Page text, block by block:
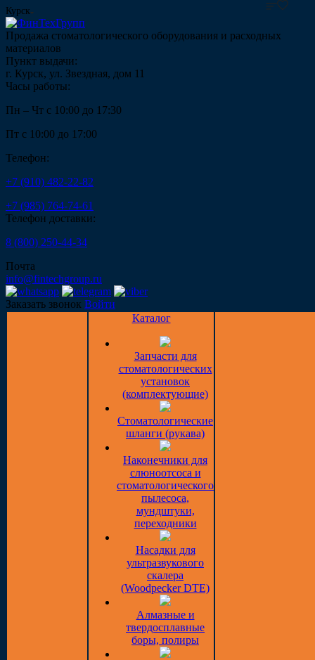
Курск
Продажа стоматологического оборудования и расходных
материалов
Пункт выдачи:
г. Курск, ул. Звездная, дом 11
Часы работы:
Пн – Чт с 10:00 до 17:30
Пт с 10:00 до 17:00
Телефон:
+7 (910) 482-22-82
+7 (985) 764-74-61
Телефон доставки:
8 (800) 250-44-34
Почта
info@fintechgroup.ru
Заказать звонок Войти
Каталог
Запчасти для
стоматологических
установок
(комплектующие)
Стоматологические
шланги (рукава)
Наконечники для
слюноотсоса и
стоматологического
пылесоса,
мундштуки,
переходники
Насадки для
ультразвукового
скалера
(Woodpecker DTE)
Алмазные и
твердосплавные
боры, полиры